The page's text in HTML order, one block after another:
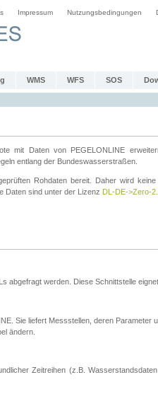
Impressum Nutzungsbedingungen
WMS WFS SOS
mit Daten von PEGELONLINE
entlang der Bundeswasserstraßen.
Rohdaten bereit. Daher wird
Daten sind unter der Lizenz DL-DE->Zero-
abgefragt werden. Diese Schnittstelle
Sie liefert Messstellen, deren Parameter
ändern.
Zeitreihen (z.B.